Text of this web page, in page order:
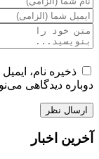
ذخیره نام،
دوباره دیدگاهی
آخرین اخبار